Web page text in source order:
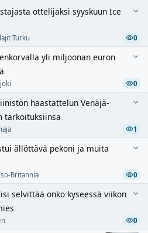
ottelijaksi syyskuun Ice
·Turku 0
yli miljoonan euron
0
haastattelun Venäjä-
tarkoituksiinsa
1
ällöttävä pekoni ja muita
Britannia 0
selvittää onko kyseessä viikon
0